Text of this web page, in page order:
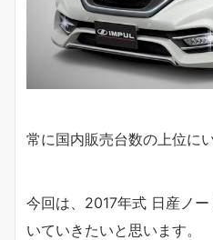
常に国内販売台数の上位に
今回は、2017年式 日産ノ
いていきたいと思います。